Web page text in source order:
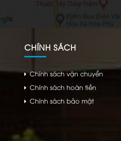
CHÍNH SÁCH
Chính sách vận chuyển
Chính sách hoàn tiền
Chính sách bảo mật